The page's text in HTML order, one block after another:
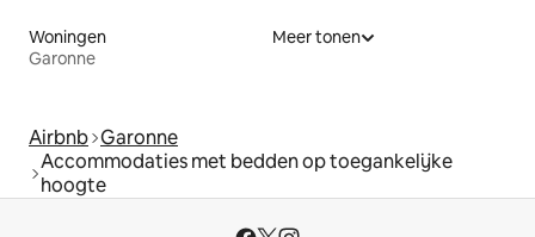
Woningen
Garonne
Meer tonen
Airbnb Garonne
Accommodaties met bedden op toegankelijke
hoogte